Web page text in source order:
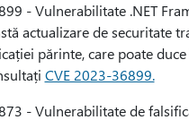
- Vulnerabilitate .NET
de securitate
părinte, care poate
CVE 2023-36899.
- Vulnerabilitate de